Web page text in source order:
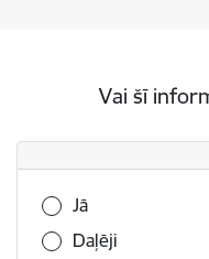
Vai šī
Vai šī informācija
Jā
Daļēji